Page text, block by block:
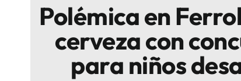
Polémica en
cerveza con
para niños